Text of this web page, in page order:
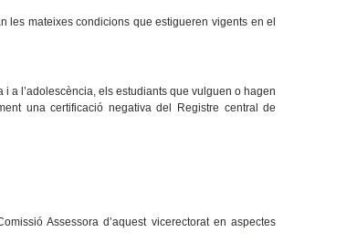
les mateixes condicions que estigueren vigents en el
a l’adolescència, els estudiants que vulguen o hagen
una certificació negativa del Registre central de
Assessora d’aquest vicerectorat en aspectes